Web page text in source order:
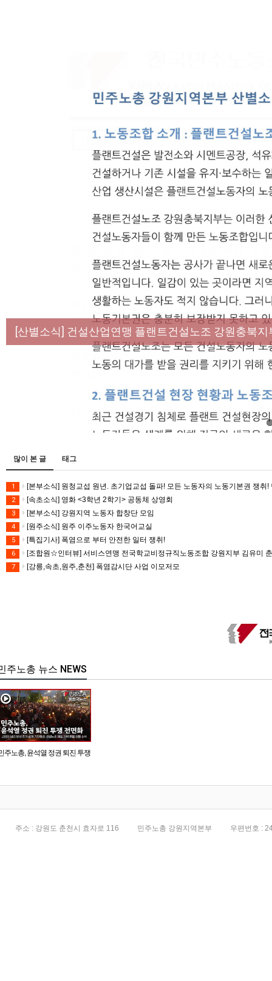
[성명] 막을 수 있었던 죽음, HL만도가 책임져라 : 청
[산별소식] 건설산업연맹 플랜트건설노조 강원충북지
[강릉,속초,원주,춘천] 폭염감시단 사업 이모저모
[조합원☆인터뷰] 서비스연맹 전국학교비정규직노동
[본부소식] 강원지역 노동자 합창단 모임
많이 본 글 태그
1 [본부소식] 원청교섭 원년. 초기업교섭 돌파! 모든 노동자의 노동기본권 쟁취
2 [속초소식] 영화 <3학년 2학기> 공동체 상영회
3 [본부소식] 강원지역 노동자 합창단 모임
4 [원주소식] 원주 이주노동자 한국어교실
5 [특집기사] 폭염으로 부터 안전한 일터 쟁취!
6 [조합원☆인터뷰] 서비스연맹 전국학교비정규직노동조합 강원지부 김유미
7 [강릉,속초,원주,춘천] 폭염감시단 사업 이모저모
주노총 뉴스 NEWS
주노총, 윤석열 정권 퇴진 투쟁
주소 : 강원도 춘천시 효자로 116 민주노총 강원지역본부 우편번호 :